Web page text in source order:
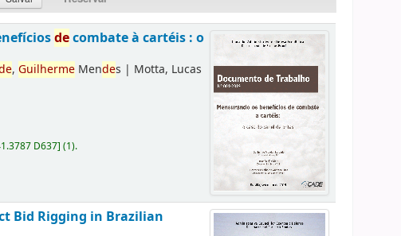
decombate à cartéis : o
,Guilherme Mendes | Motta, Lucas
D637](1).
Bid Rigging in Brazilian